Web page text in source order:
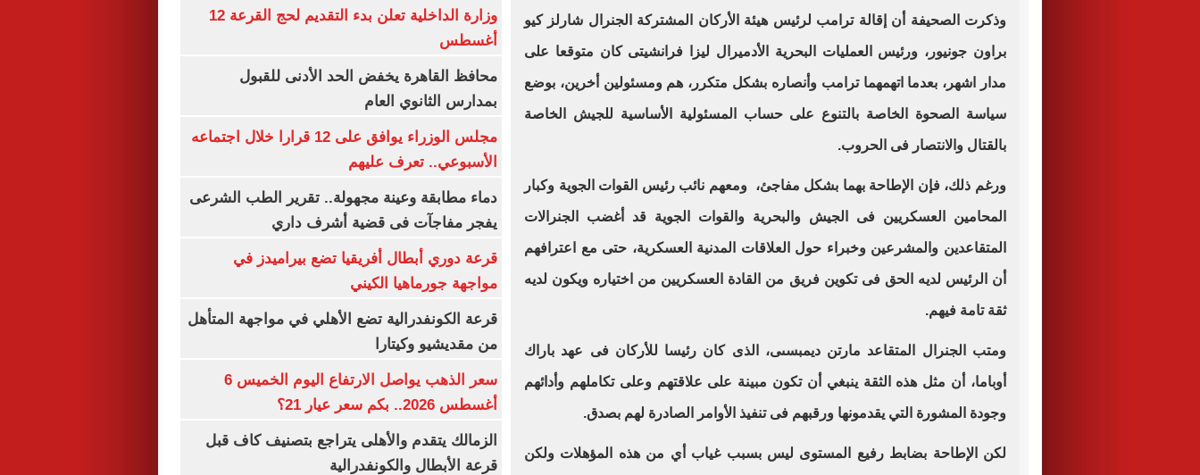
وذكرت الصحيفة أن إقالة ترامب لرئيس هيئة الأركان المشتركة الجنرال شارلز كيو
براون جونيور، ورئيس العمليات البحرية الأدميرال ليزا فرانشيتى كان متوقعا على
مدار اشهر، بعدما اتهمهما ترامب وأنصاره بشكل متكرر، هم ومسئولين أخرين، بوضع
سياسة الصحوة الخاصة بالتنوع على حساب المسئولية الأساسية للجيش الخاصة
بالقتال والانتصار فى الحروب.
ورغم ذلك، فإن الإطاحة بهما بشكل مفاجئ، ومعهم نائب رئيس القوات الجوية وكبار
المحامين العسكريين فى الجيش والبحرية والقوات الجوية قد أغضب الجنرالات
المتقاعدين والمشرعين وخبراء حول العلاقات المدنية العسكرية، حتى مع اعترافهم
أن الرئيس لديه الحق فى تكوين فريق من القادة العسكريين من اختياره ويكون لديه
ثقة تامة فيهم.
ومتب الجنرال المتقاعد مارتن ديمبسىى، الذى كان رئيسا للأركان فى عهد باراك
أوباما، أن مثل هذه الثقة ينبغي أن تكون مبينة على علاقتهم وعلى تكاملهم وأدائهم
وجودة المشورة التي يقدمونها ورقبهم فى تنفيذ الأوامر الصادرة لهم بصدق.
لكن الإطاحة بضابط رفيع المستوى ليس بسبب غياب أي من هذه المؤهلات ولكن
وزارة الداخلية تعلن بدء التقديم لحج القرعة 12
أغسطس
محافظ القاهرة يخفض الحد الأدنى للقبول
بمدارس الثانوي العام
مجلس الوزراء يوافق على 12 قرارا خلال اجتماعه
الأسبوعي.. تعرف عليهم
دماء مطابقة وعينة مجهولة.. تقرير الطب الشرعى
يفجر مفاجآت فى قضية أشرف داري
قرعة دوري أبطال أفريقيا تضع بيراميدز في
مواجهة جورماهيا الكيني
قرعة الكونفدرالية تضع الأهلي في مواجهة المتأهل
من مقديشيو وكيتارا
سعر الذهب يواصل الارتفاع اليوم الخميس 6
أغسطس 2026.. بكم سعر عيار 21؟
الزمالك يتقدم والأهلى يتراجع بتصنيف كاف قبل
قرعة الأبطال والكونفدرالية